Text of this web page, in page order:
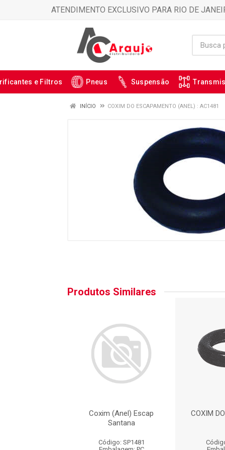
ATENDIMENTO EXCLUSIVO PARA RIO DE
e Filtros Pneus Suspensão
INÍCIO COXIM DO ESCAPAMENTO (ANEL) : AC1481
Produtos Similares
Coxim (Anel) Escap
Santana
Código: SP1481
COXIM